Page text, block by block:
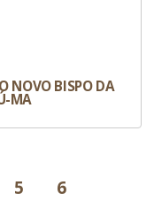
NOVO BISPO DA
MA
5 6